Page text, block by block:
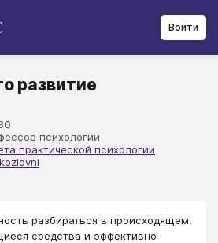
Войти
развитие
психологии
практической психологии
разбираться в происходящем,
средства и эффективно